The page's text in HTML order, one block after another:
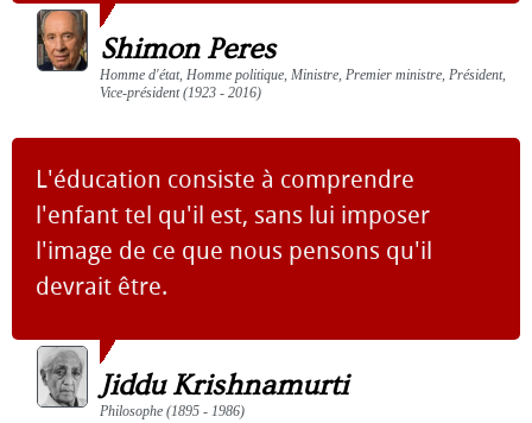
Shimon Peres
Homme d'état, Homme politique, Ministre, Premier ministre, Président,
Vice-président (1923 - 2016)
L'éducation consiste à comprendre
l'enfant tel qu'il est, sans lui imposer
l'image de ce que nous pensons qu'il
devrait être.
Jiddu Krishnamurti
Philosophe (1895 - 1986)